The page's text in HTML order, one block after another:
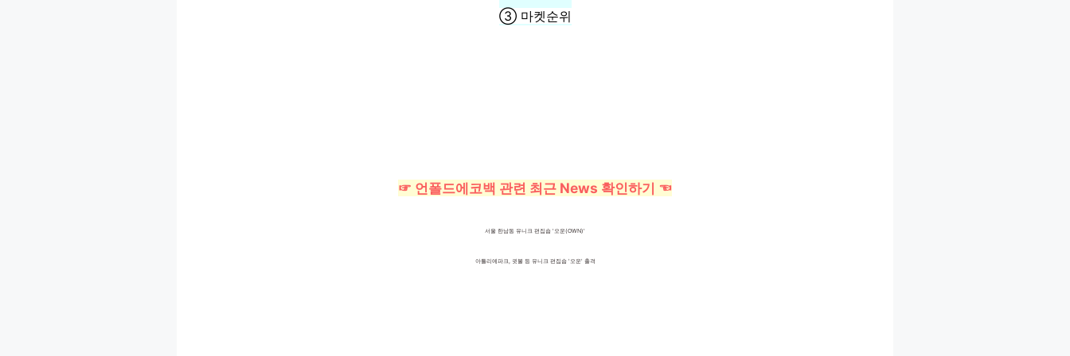
③ 마켓순위
☞ 언폴드에코백 관련 최근 News 확인하기 ☜
서울 한남동 유니크 편집숍 '오운(OWN)'
아틀리에파크, 귓볼 등 유니크 편집숍 '오운' 출격